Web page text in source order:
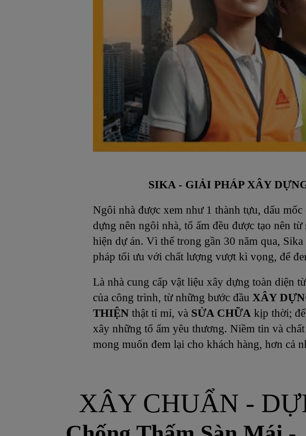
SIKA - GIẢI PHÁP XÂY
Ngôi nhà được xem như 1 thành tựu, dấu
dựng nên ngôi nhà, tổ ấm đều được tạo nên
hiện dự án. Vì thế trong gần 30 năm qua,
pháp tối ưu với chất lượng vượt kì vọng, để
Là nhà cung cấp vật liệu xây dựng toàn diện
của công trình, từ những bước đầu XÂY
THIỆNthật tỉ mỉ, và SỬA CHỮAkịp thời; để
xây những tổ ấm yêu thương. Niềm tin và
mong muốn đem lại cho khách hàng, hơn cả
XÂY CHUẨN -